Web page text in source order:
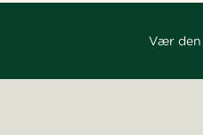
Vær den